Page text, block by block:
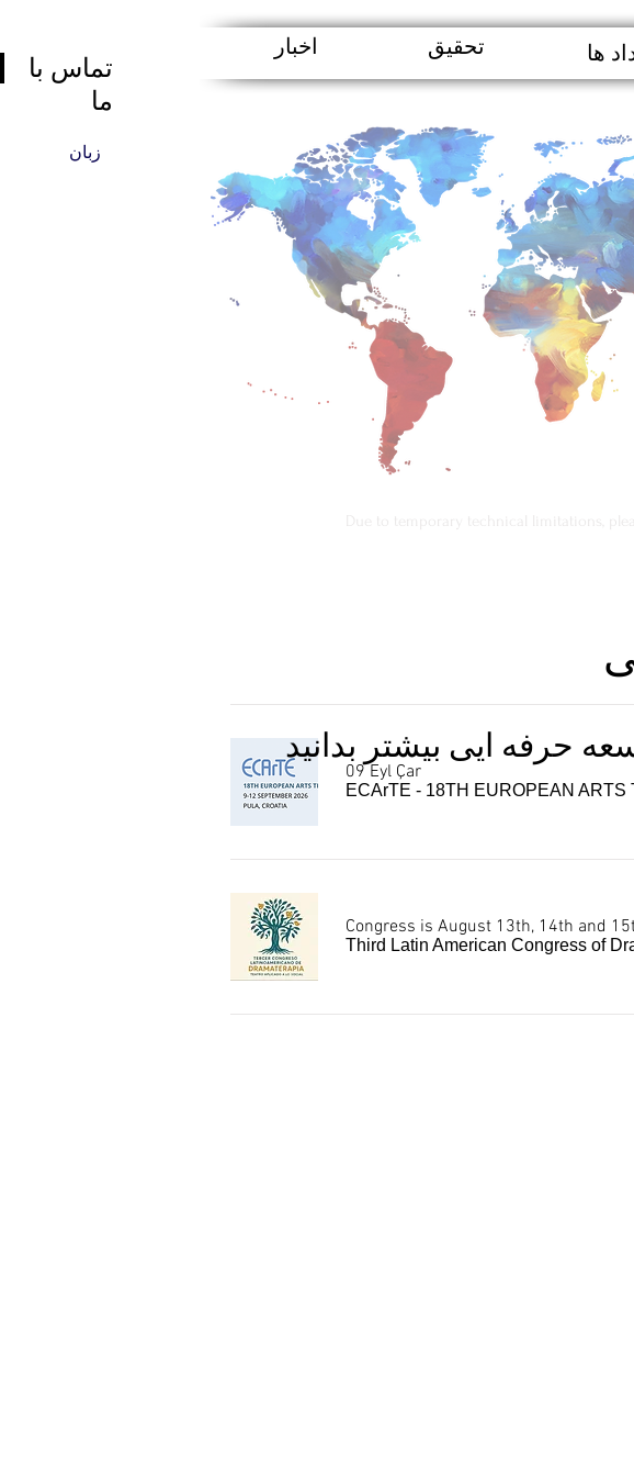
تماس با
ما
اخبار تحقیق ها
زبان
Due to temporary technical limitations,
09 Eyl Çar
ECArTE - 18TH EUROPEAN
Congress is August 13th, 14th and
Third Latin American Congress of
حرفه ایی بیشتر بدانید